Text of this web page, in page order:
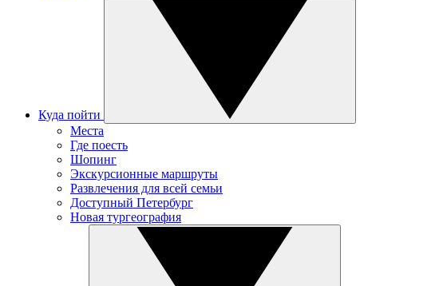
Куда пойти
Места
Где поесть
Шопинг
Экскурсионные маршруты
Развлечения для всей семьи
Доступный Петербург
Новая тургеография